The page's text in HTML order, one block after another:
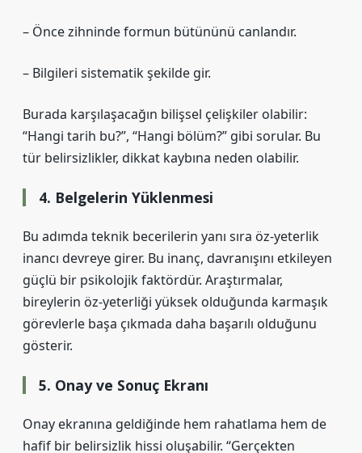
– Önce zihninde formun bütününü canlandır.
– Bilgileri sistematik şekilde gir.
Burada karşılaşacağın bilişsel çelişkiler olabilir:
“Hangi tarih bu?”, “Hangi bölüm?” gibi sorular. Bu
tür belirsizlikler, dikkat kaybına neden olabilir.
4. Belgelerin Yüklenmesi
Bu adımda teknik becerilerin yanı sıra öz-yeterlik
inancı devreye girer. Bu inanç, davranışını etkileyen
güçlü bir psikolojik faktördür. Araştırmalar,
bireylerin öz-yeterliği yüksek olduğunda karmaşık
görevlerle başa çıkmada daha başarılı olduğunu
gösterir.
5. Onay ve Sonuç Ekranı
Onay ekranına geldiğinde hem rahatlama hem de
hafif bir belirsizlik hissi oluşabilir. “Gerçekten